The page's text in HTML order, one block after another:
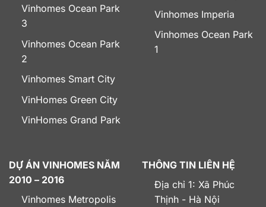
Vinhomes Ocean Park
3
Vinhomes Ocean Park
2
Vinhomes Smart City
VinHomes Green City
VinHomes Grand Park
Vinhomes Imperia
Vinhomes Ocean Park
1
DỰ ÁN VINHOMES NĂM
2010 – 2016
Vinhomes Metropolis
THÔNG TIN LIÊN HỆ
Địa chỉ 1: Xã Phúc
Thịnh - Hà Nội